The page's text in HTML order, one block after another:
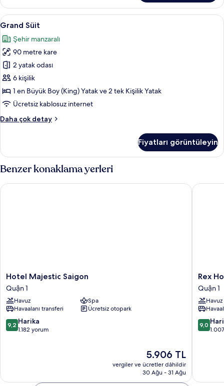
Büyük
(King)
Boy
hakkında
daha
fazla
detay
Grand
Süit
için
tüm
fotoğrafları
görün
Grand Süit | Minibar, odada kasa,
13
Grand Süit
Şehir manzaralı
90 metre kare
2 yatak odası
6 kişilik
1 en Büyük Boy (King) Yatak ve 2 tek Kişilik Yatak
Ücretsiz kablosuz internet
Daha çok detay
Grand
fazla
Fiyatları görüntüleyin
Benzer konaklama yerleri
Hotel
Majestic
Saigon
Quận
1
Hotel Majestic Saigon
Quận 1
Havuz
Spa
Havaalanı transferi
Ücretsiz otopark
10
üzerinden
9,2 Harika
1.182 yorum
Güncel
fiyat:
5.906 TL
5.906 TL
vergiler ve ücretler dâhildir
30 Ağu - 31 Ağu
Hotel Majestic Saigon
Rex
Hotel
Quận
1
Rex
Quận 1
Havuz
10
9,0
Rex